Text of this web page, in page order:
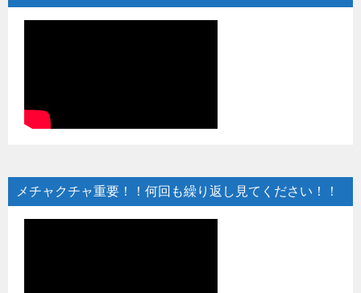
メチャクチャ重要！！何回も繰り返し見てください！！